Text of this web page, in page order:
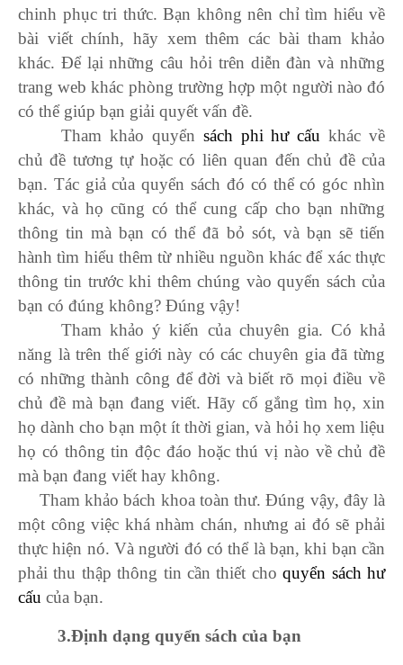
chinh phục tri thức. Bạn không nên chỉ tìm hiểu về
bài viết chính, hãy xem thêm các bài tham khảo
khác. Để lại những câu hỏi trên diễn đàn và những
trang web khác phòng trường hợp một người nào đó
có thể giúp bạn giải quyết vấn đề.
Tham khảo quyển sách phi hư cấu khác về
chủ đề tương tự hoặc có liên quan đến chủ đề của
bạn. Tác giả của quyển sách đó có thể có góc nhìn
khác, và họ cũng có thể cung cấp cho bạn những
thông tin mà bạn có thể đã bỏ sót, và bạn sẽ tiến
hành tìm hiểu thêm từ nhiều nguồn khác để xác thực
thông tin trước khi thêm chúng vào quyển sách của
bạn có đúng không? Đúng vậy!
Tham khảo ý kiến của chuyên gia. Có khả
năng là trên thế giới này có các chuyên gia đã từng
có những thành công để đời và biết rõ mọi điều về
chủ đề mà bạn đang viết. Hãy cố gắng tìm họ, xin
họ dành cho bạn một ít thời gian, và hỏi họ xem liệu
họ có thông tin độc đáo hoặc thú vị nào về chủ đề
mà bạn đang viết hay không.
Tham khảo bách khoa toàn thư. Đúng vậy, đây là
một công việc khá nhàm chán, nhưng ai đó sẽ phải
thực hiện nó. Và người đó có thể là bạn, khi bạn cần
phải thu thập thông tin cần thiết choquyển sách hư
cấu của bạn.
3.Định dạng quyển sách của bạn